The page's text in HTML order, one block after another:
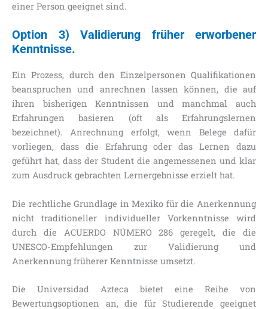
einer Person geeignet sind.
Option 3) Validierung früher erworbener
Kenntnisse.
Ein Prozess, durch den Einzelpersonen Qualifikationen
beanspruchen und anrechnen lassen können, die auf
ihren bisherigen Kenntnissen und manchmal auch
Erfahrungen basieren (oft als Erfahrungslernen
bezeichnet). Anrechnung erfolgt, wenn Belege dafür
vorliegen, dass die Erfahrung oder das Lernen dazu
geführt hat, dass der Student die angemessenen und klar
zum Ausdruck gebrachten Lernergebnisse erzielt hat.
Die rechtliche Grundlage in Mexiko für die Anerkennung
nicht traditioneller individueller Vorkenntnisse wird
durch die ACUERDO NÚMERO 286 geregelt, die die
UNESCO-Empfehlungen zur Validierung und
Anerkennung früherer Kenntnisse umsetzt.
Die Universidad Azteca bietet eine Reihe von
Bewertungsoptionen an, die für Studierende geeignet